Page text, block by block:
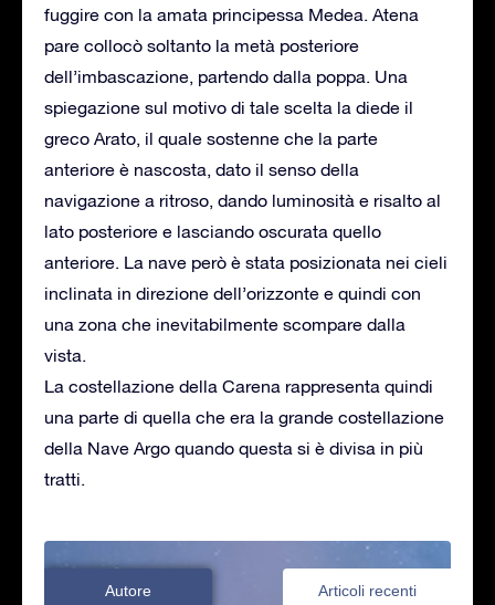
fuggire con la amata principessa Medea. Atena
pare collocò soltanto la metà posteriore
dell’imbascazione, partendo dalla poppa. Una
spiegazione sul motivo di tale scelta la diede il
greco Arato, il quale sostenne che la parte
anteriore è nascosta, dato il senso della
navigazione a ritroso, dando luminosità e risalto al
lato posteriore e lasciando oscurata quello
anteriore. La nave però è stata posizionata nei cieli
inclinata in direzione dell’orizzonte e quindi con
una zona che inevitabilmente scompare dalla
vista.
La costellazione della Carena rappresenta quindi
una parte di quella che era la grande costellazione
della Nave Argo quando questa si è divisa in più
tratti.
Autore Articoli recenti